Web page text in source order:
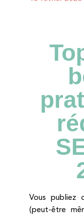
Vous publiez
(peut-être